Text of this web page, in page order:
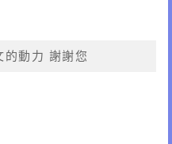
的動力 謝謝您